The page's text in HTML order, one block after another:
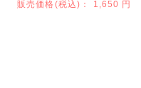
販売価格(税込)： 1,650 円